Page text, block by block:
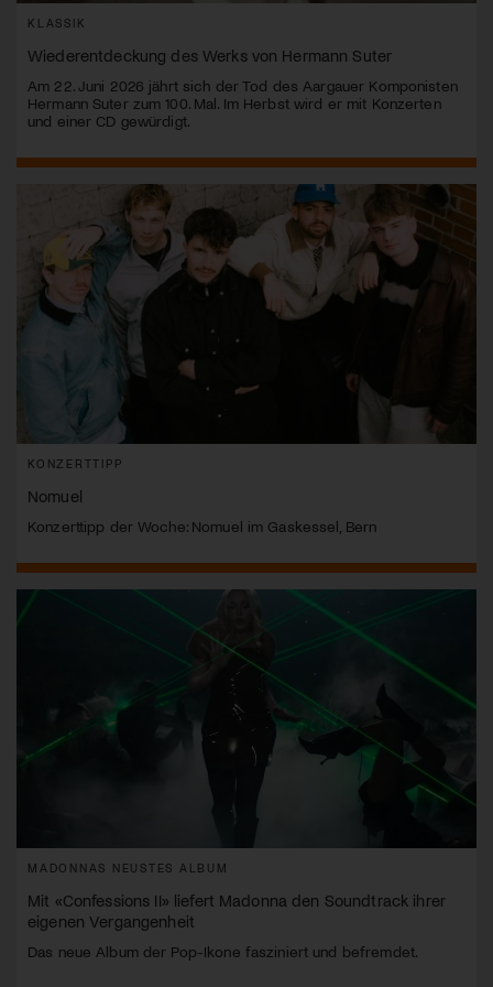
KLASSIK
Wiederentdeckung des Werks von Hermann Suter
Am 22. Juni 2026 jährt sich der Tod des Aargauer Komponisten
Hermann Suter zum 100. Mal. Im Herbst wird er mit Konzerten
und einer CD gewürdigt.
KONZERTTIPP
Nomuel
Konzerttipp der Woche: Nomuel im Gaskessel, Bern
MADONNAS NEUSTES ALBUM
Mit «Confessions II» liefert Madonna den Soundtrack ihrer
eigenen Vergangenheit
Das neue Album der Pop-Ikone fasziniert und befremdet.